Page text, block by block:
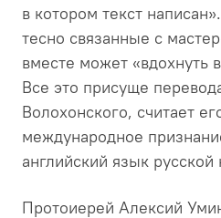
в котором текст
тесно связанные с
вместе может «вдохнуть
Все это присуще
Волохонского, считает
международное
английский язык русской
Протоиерей Алексий